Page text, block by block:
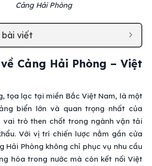
Cảng Hải Phòng
bài viết
Cảng Hải Phòng – Việt
tọa lạc tại miền Bắc Việt Nam, là một
biển lớn và quan trọng nhất của
vai trò then chốt trong ngành vận tải
Với vị trí chiến lược nằm gần cửa
Hải Phòng không chỉ phục vụ nhu cầu
hóa trong nước mà còn kết nối Việt